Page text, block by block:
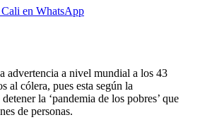
en WhatsApp
advertencia a nivel mundial a los 43
al cólera, pues esta según la
la ‘pandemia de los pobres’ que
de personas.